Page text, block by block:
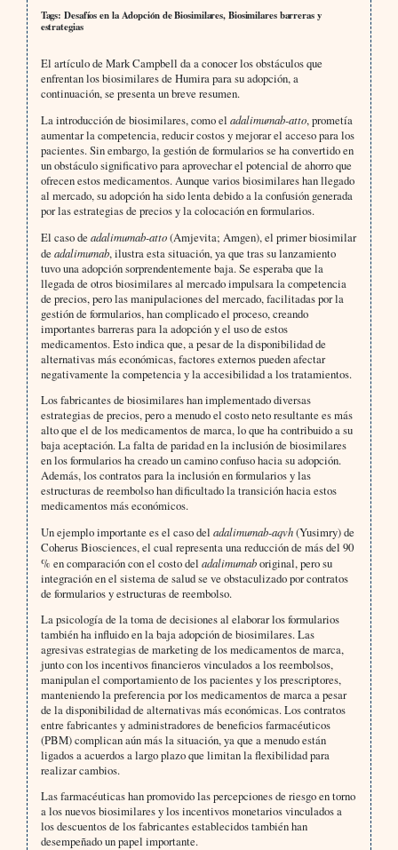
Tags: Desafíos en la Adopción de Biosimilares, Biosimilares barreras y
estrategias
El artículo de Mark Campbell da a conocer los obstáculos que
enfrentan los biosimilares de Humira para su adopción, a
continuación, se presenta un breve resumen.
La introducción de biosimilares, como el adalimumab-atto, prometía
aumentar la competencia, reducir costos y mejorar el acceso para los
pacientes. Sin embargo, la gestión de formularios se ha convertido en
un obstáculo significativo para aprovechar el potencial de ahorro que
ofrecen estos medicamentos. Aunque varios biosimilares han llegado
al mercado, su adopción ha sido lenta debido a la confusión generada
por las estrategias de precios y la colocación en formularios.
El caso de adalimumab-atto(Amjevita; Amgen), el primer biosimilar
de adalimumab, ilustra esta situación, ya que tras su lanzamiento
tuvo una adopción sorprendentemente baja. Se esperaba que la
llegada de otros biosimilares al mercado impulsara la competencia
de precios, pero las manipulaciones del mercado, facilitadas por la
gestión de formularios, han complicado el proceso, creando
importantes barreras para la adopción y el uso de estos
medicamentos. Esto indica que, a pesar de la disponibilidad de
alternativas más económicas, factores externos pueden afectar
negativamente la competencia y la accesibilidad a los tratamientos.
Los fabricantes de biosimilares han implementado diversas
estrategias de precios, pero a menudo el costo neto resultante es más
alto que el de los medicamentos de marca, lo que ha contribuido a su
baja aceptación. La falta de paridad en la inclusión de biosimilares
en los formularios ha creado un camino confuso hacia su adopción.
Además, los contratos para la inclusión en formularios y las
estructuras de reembolso han dificultado la transición hacia estos
medicamentos más económicos.
Un ejemplo importante es el caso del adalimumab-aqvh(Yusimry) de
Coherus Biosciences, el cual representa una reducción de más del 90
% en comparación con el costo del adalimumaboriginal, pero su
integración en el sistema de salud se ve obstaculizado por contratos
de formularios y estructuras de reembolso.
La psicología de la toma de decisiones al elaborar los formularios
también ha influido en la baja adopción de biosimilares. Las
agresivas estrategias de marketing de los medicamentos de marca,
junto con los incentivos financieros vinculados a los reembolsos,
manipulan el comportamiento de los pacientes y los prescriptores,
manteniendo la preferencia por los medicamentos de marca a pesar
de la disponibilidad de alternativas más económicas. Los contratos
entre fabricantes y administradores de beneficios farmacéuticos
(PBM) complican aún más la situación, ya que a menudo están
ligados a acuerdos a largo plazo que limitan la flexibilidad para
realizar cambios.
Las farmacéuticas han promovido las percepciones de riesgo en torno
a los nuevos biosimilares y los incentivos monetarios vinculados a
los descuentos de los fabricantes establecidos también han
desempeñado un papel importante.